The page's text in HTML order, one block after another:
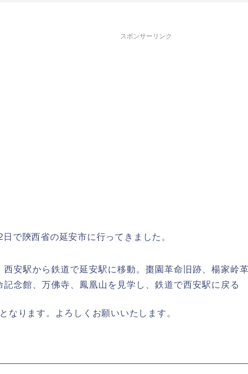
スポンサーリンク
で陝西省の延安市に行ってきました。
西安駅から鉄道で延安駅に移動。棗園革命旧跡、楊家岭
記念館、万佛寺、鳳凰山を見学し、鉄道で西安駅に戻る
なります。よろしくお願いいたします。